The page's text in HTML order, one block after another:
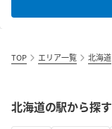
TOP エリア一覧 北海道
北海道の駅から探す